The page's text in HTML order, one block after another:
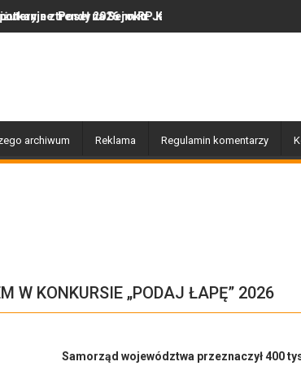
Sejm RP Katarzyną Królak
roku: Jak polska marka olor.pl podbija serca
Dobiegły końca prace
archiwum Reklama Regulamin komentarzy
W KONKURSIE „PODAJ ŁAPĘ” 2026
Samorząd województwa przeznaczył 400